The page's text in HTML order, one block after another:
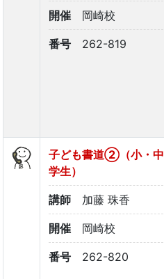
開催 岡崎校
番号 262-819
子ども書道②（小・中
学生）
講師 加藤 珠香
開催 岡崎校
番号 262-820